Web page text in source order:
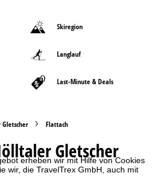
erheben wir mit Hilfe von Cookies
wir, die TravelTrex GmbH, auch mit
Skiregion
Langlauf
Last-Minute & Deals
Flattach
Gletscher